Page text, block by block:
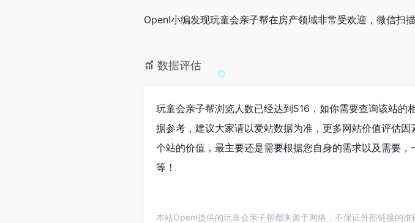
OpenI小编发现玩童会亲子帮在房产领域非常受欢迎，微信扫
数据评估
玩童会亲子帮浏览人数已经达到516，如你需要查询该站的
据参考，建议大家请以爱站数据为准，更多网站价值评估
个站的价值，最主要还是需要根据您自身的需求以及需要
等！
本站OpenI提供的玩童会亲子帮都来源于网络，不保证外部链接的